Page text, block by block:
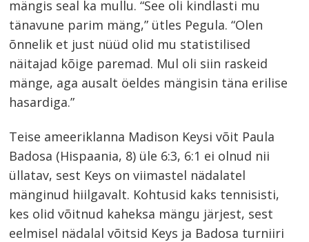
mängis seal ka mullu. “See oli kindlasti mu
tänavune parim mäng,” ütles Pegula. “Olen
õnnelik et just nüüd olid mu statistilised
näitajad kõige paremad. Mul oli siin raskeid
mänge, aga ausalt öeldes mängisin täna erilise
hasardiga.”
Teise ameeriklanna Madison Keysi võit Paula
Badosa (Hispaania, 8) üle 6:3, 6:1 ei olnud nii
üllatav, sest Keys on viimastel nädalatel
mänginud hiilgavalt. Kohtusid kaks tennisisti,
kes olid võitnud kaheksa mängu järjest, sest
eelmisel nädalal võitsid Keys ja Badosa turniiri